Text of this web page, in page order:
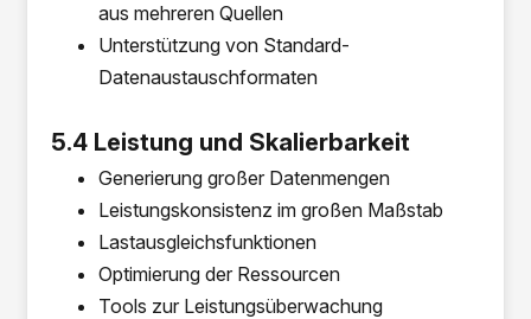
aus mehreren Quellen
Unterstützung von Standard-
Datenaustauschformaten
5.4 Leistung und Skalierbarkeit
Generierung großer Datenmengen
Leistungskonsistenz im großen Maßstab
Lastausgleichsfunktionen
Optimierung der Ressourcen
Tools zur Leistungsüberwachung